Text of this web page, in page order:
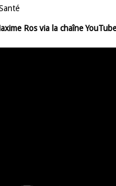
Ros via la chaîne